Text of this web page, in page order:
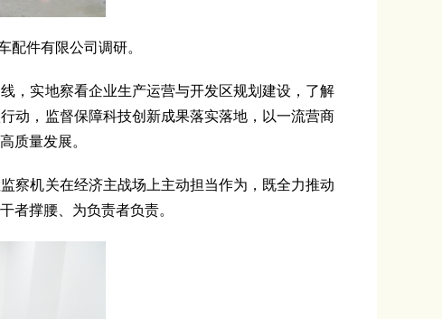
配件有限公司调研。
实地察看企业生产运营与开发区规划建设，了解
动，监督保障科技创新成果落实落地，以一流营商
质量发展。
机关在经济主战场上主动担当作为，既全力推动
者撑腰、为负责者负责。